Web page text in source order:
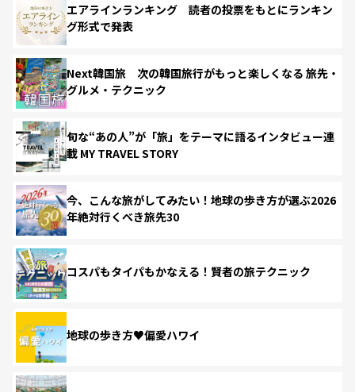
エアラインランキング 読者の投票をもとにランキン
グ形式で発表
Next韓国旅 次の韓国旅行がもっと楽しくなる 旅先・
グルメ・テクニック
旬な“あの人”が「旅」をテーマに語るインタビュー連
載 MY TRAVEL STORY
今、こんな旅がしてみたい！地球の歩き方が選ぶ2026
年絶対行くべき旅先30
コスパもタイパもかなえる！賢者の旅テクニック
地球の歩き方♥偏愛ハワイ